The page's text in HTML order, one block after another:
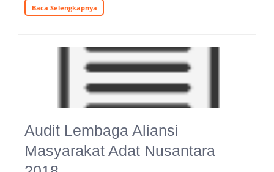
Baca Selengkapnya
Audit Lembaga Aliansi
Masyarakat Adat Nusantara